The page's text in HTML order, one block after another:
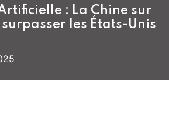
: La Chine sur
surpasser les États-Unis